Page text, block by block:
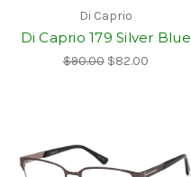
Di Caprio
Di Caprio 179 Silver Blue
$90.00 $82.00